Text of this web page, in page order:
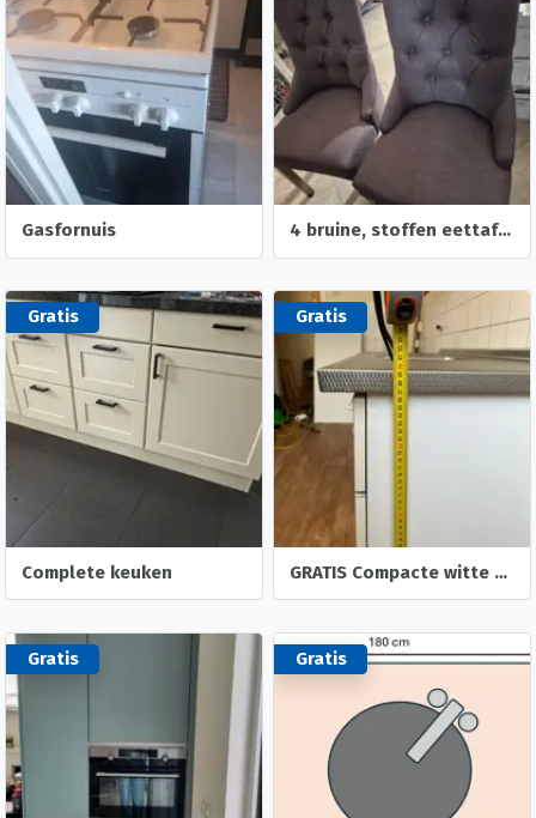
Gasfornuis 4 bruine, stoffen eettafelstoelen
Gratis
Complete keuken
Gratis
GRATIS Compacte witte keuken met RVS blad en spoelbak
Gratis Gratis